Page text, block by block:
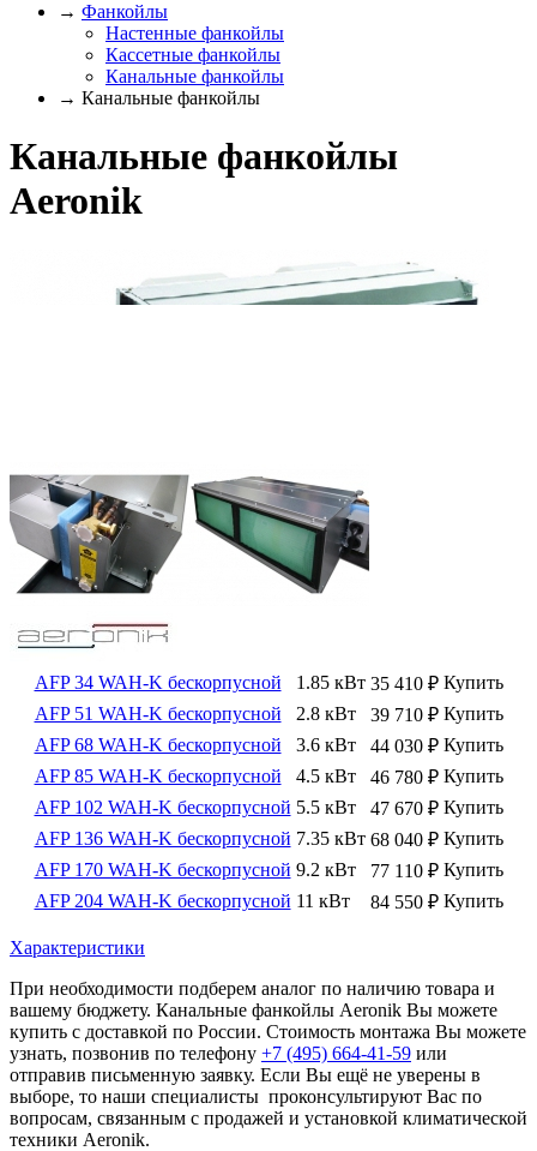
→ Фанкойлы
Настенные фанкойлы
Кассетные фанкойлы
Канальные фанкойлы
→ Канальные фанкойлы
Канальные фанкойлы
Aeronik
AFP 34 WAH-K бескорпусной 1.85 кВт 35 410₽ Купить
AFP 51 WAH-K бескорпусной
2.8 кВт 39 710₽ Купить
AFP 68 WAH-K бескорпуcной
3.6 кВт 44 030₽ Купить
AFP 85 WAH-K бескорпусной
4.5 кВт 46 780₽ Купить
AFP 102 WAH-K бескорпусной 5.5 кВт 47 670₽ Купить
AFP 136 WAH-K бескорпусной 7.35 кВт 68 040₽ Купить
AFP 170 WAH-K бескорпусной 9.2 кВт 77 110₽ Купить
AFP 204 WAH-K бескорпусной 11 кВт 84 550₽ Купить
Характеристики
При необходимости подберем аналог по наличию товара и
вашему бюджету. Канальные фанкойлы Aeronik Вы можете
купить с доставкой по России. Стоимость монтажа Вы можете
узнать, позвонив по телефону +7 (495) 664-41-59 или
отправив письменную заявку. Если Вы ещё не уверены в
выборе, то наши специалисты проконсультируют Вас по
вопросам, связанным с продажей и установкой климатической
техники Aeronik.